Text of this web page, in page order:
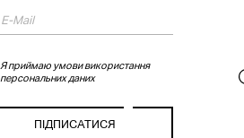
Я приймаю умови використання
персональних даних